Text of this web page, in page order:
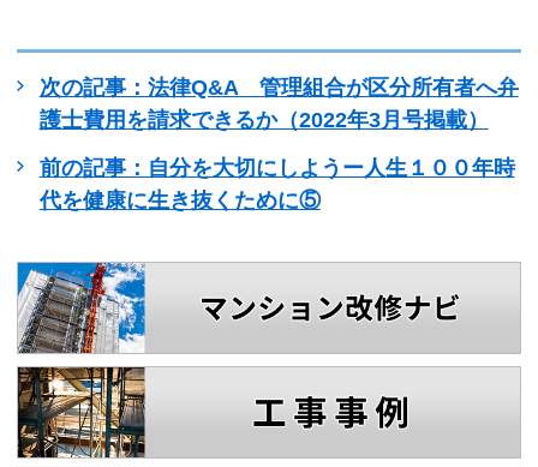
次の記事：法律Q&A 管理組合が区分所有者へ弁
護士費用を請求できるか（2022年3月号掲載）
前の記事：自分を大切にしようー人生１００年時
代を健康に生き抜くために⑤